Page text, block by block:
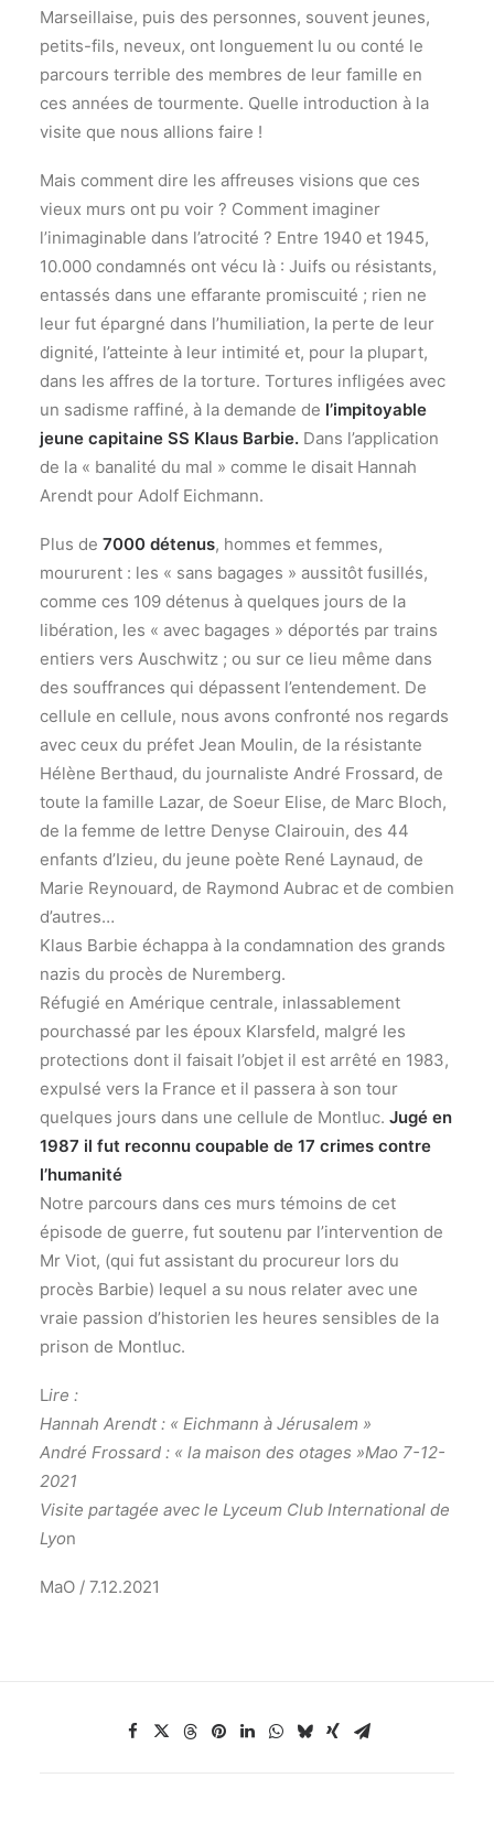
Marseillaise, puis des personnes, souvent jeunes,
petits-fils, neveux, ont longuement lu ou conté le
parcours terrible des membres de leur famille en
ces années de tourmente. Quelle introduction à la
visite que nous allions faire !
Mais comment dire les affreuses visions que ces
vieux murs ont pu voir ? Comment imaginer
l’inimaginable dans l’atrocité ? Entre 1940 et 1945,
10.000 condamnés ont vécu là : Juifs ou résistants,
entassés dans une effarante promiscuité ; rien ne
leur fut épargné dans l’humiliation, la perte de leur
dignité, l’atteinte à leur intimité et, pour la plupart,
dans les affres de la torture. Tortures infligées avec
un sadisme raffiné, à la demande de l’impitoyable
jeune capitaine SS Klaus Barbie. Dans l’application
de la « banalité du mal » comme le disait Hannah
Arendt pour Adolf Eichmann.
Plus de 7000 détenus, hommes et femmes,
moururent : les « sans bagages » aussitôt fusillés,
comme ces 109 détenus à quelques jours de la
libération, les « avec bagages » déportés par trains
entiers vers Auschwitz ; ou sur ce lieu même dans
des souffrances qui dépassent l’entendement. De
cellule en cellule, nous avons confronté nos regards
avec ceux du préfet Jean Moulin, de la résistante
Hélène Berthaud, du journaliste André Frossard, de
toute la famille Lazar, de Soeur Elise, de Marc Bloch,
de la femme de lettre Denyse Clairouin, des 44
enfants d’Izieu, du jeune poète René Laynaud, de
Marie Reynouard, de Raymond Aubrac et de combien
d’autres…
Klaus Barbie échappa à la condamnation des grands
nazis du procès de Nuremberg.
Réfugié en Amérique centrale, inlassablement
pourchassé par les époux Klarsfeld, malgré les
protections dont il faisait l’objet il est arrêté en 1983,
expulsé vers la France et il passera à son tour
quelques jours dans une cellule de Montluc. Jugé en
1987 il fut reconnu coupable de 17 crimes contre
l’humanité
Notre parcours dans ces murs témoins de cet
épisode de guerre, fut soutenu par l’intervention de
Mr Viot, (qui fut assistant du procureur lors du
procès Barbie) lequel a su nous relater avec une
vraie passion d’historien les heures sensibles de la
prison de Montluc.
Lire :
Hannah Arendt : « Eichmann à Jérusalem »
André Frossard : « la maison des otages »Mao 7-12-
2021
Visite partagée avec le Lyceum Club International de
Lyon
MaO / 7.12.2021